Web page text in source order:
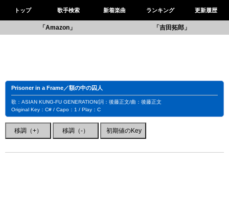
トップ 歌手検索 新着楽曲 ランキング 更新履歴
「Amazon」 「吉田拓郎」
Prisoner in a Frame／額の中の囚人
歌：ASIAN KUNG-FU GENERATION/詞：後藤正文/曲：後藤正文
Original Key：C# / Capo：1 / Play：C